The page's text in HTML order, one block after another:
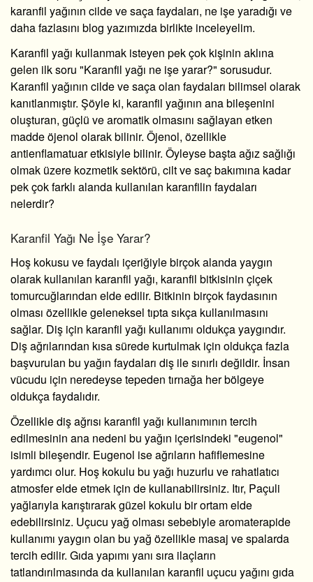
karanfil yağının cilde ve saça faydaları, ne işe yaradığı ve
daha fazlasını blog yazımızda birlikte inceleyelim.
Karanfil yağı kullanmak isteyen pek çok kişinin aklına
gelen ilk soru "Karanfil yağı ne işe yarar?" sorusudur.
Karanfil yağının cilde ve saça olan faydaları bilimsel olarak
kanıtlanmıştır. Şöyle ki, karanfil yağının ana bileşenini
oluşturan, güçlü ve aromatik olmasını sağlayan etken
madde öjenol olarak bilinir. Öjenol, özellikle
antienflamatuar etkisiyle bilinir. Öyleyse başta ağız sağlığı
olmak üzere kozmetik sektörü, cilt ve saç bakımına kadar
pek çok farklı alanda kullanılan karanfilin faydaları
nelerdir?
Karanfil Yağı Ne İşe Yarar?
Hoş kokusu ve faydalı içeriğiyle birçok alanda yaygın
olarak kullanılan karanfil yağı, karanfil bitkisinin çiçek
tomurcuğlarından elde edilir. Bitkinin birçok faydasının
olması özellikle geleneksel tıpta sıkça kullanılmasını
sağlar. Diş için karanfil yağı kullanımı oldukça yaygındır.
Diş ağrılarından kısa sürede kurtulmak için oldukça fazla
başvurulan bu yağın faydaları diş ile sınırlı değildir. İnsan
vücudu için neredeyse tepeden tırnağa her bölgeye
oldukça faydalıdır.
Özelliklediş ağrısı karanfil yağı kullanımının tercih
edilmesinin ana nedeni bu yağın içerisindeki "eugenol"
isimli bileşendir. Eugenol ise ağrıların hafiflemesine
yardımcı olur. Hoş kokulu bu yağı huzurlu ve rahatlatıcı
atmosfer elde etmek için de kullanabilirsiniz. Itır, Paçuli
yağlarıyla karıştırarak güzel kokulu bir ortam elde
edebilirsiniz. Uçucu yağ olması sebebiyle aromaterapide
kullanımı yaygın olan bu yağ özellikle masaj ve spalarda
tercih edilir. Gıda yapımı yanı sıra ilaçların
tatlandırılmasında da kullanılan karanfil uçucu yağını gıda